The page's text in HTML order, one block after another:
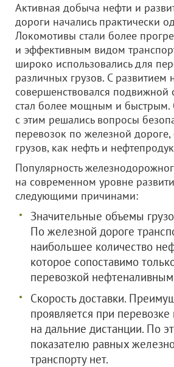
Активная добыча нефти и
дороги начались практически
Локомотивы стали более
и эффективным видом
широко использовались для
различных грузов. С развитием
совершенствовался подвижной
стал более мощным и быстрым.
с этим решались вопросы
перевозок по железной
грузов, как нефть и
Популярность
на современном уровне
следующими причинами:
Значительные объемы
По железной дороге
наибольшее количество
которое сопоставимо
перевозкой
Скорость доставки.
проявляется при перевозке
на дальние дистанции. По
показателю равных
транспорту нет.